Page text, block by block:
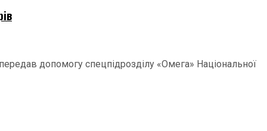
допомогу спецпідрозділу «Омега» Національної